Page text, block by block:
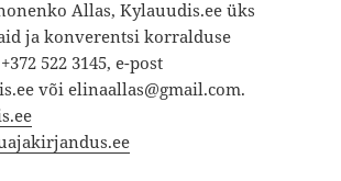
Allas, Kylauudis.ee üks
ja konverentsi korralduse
522 3145, e-post
või elinaallas@gmail.com.